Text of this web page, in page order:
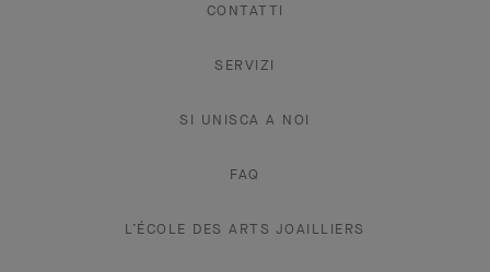
CONTATTI
SERVIZI
SI UNISCA A NOI
FAQ
L’ÉCOLE DES ARTS JOAILLIERS